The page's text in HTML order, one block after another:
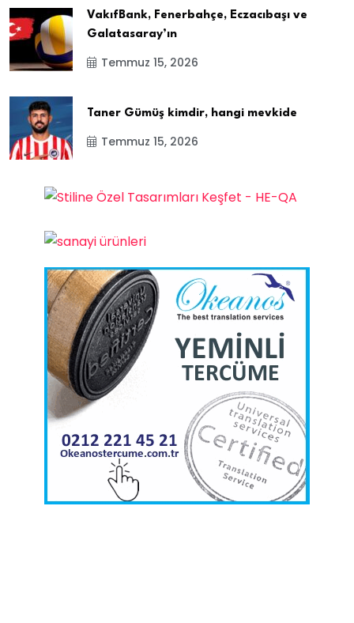
VakıfBank, Fenerbahçe, Eczacıbaşı ve
Galatasaray’ın
Temmuz 15, 2026
Taner Gümüş kimdir, hangi mevkide
Temmuz 15, 2026